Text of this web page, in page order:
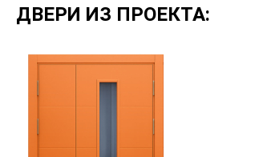
ДВЕРИ ИЗ ПРОЕКТА: